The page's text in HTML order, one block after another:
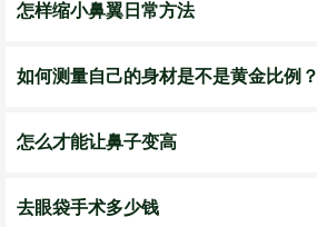
怎样缩小鼻翼日常方法
如何测量自己的身材是不是黄金比例？
怎么才能让鼻子变高
去眼袋手术多少钱